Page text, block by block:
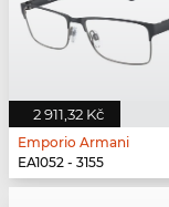
2 911,32 Kč
Emporio Armani
EA1052 - 3155